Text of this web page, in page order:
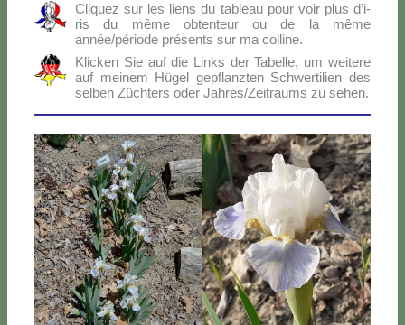
Cli­quez sur les liens du ta­bleau pour voir plus d’i­
ris du mê­me ob­ten­teur ou de la mê­me
année/période pré­sen­ts sur ma col­li­ne.
Klic­ken Sie auf die Links der Ta­bel­le, um wei­te­re
auf mei­nem Hü­gel ge­p­flanz­ten Sch­wer­ti­lien des
sel­ben Zü­ch­ters oder Jahres/Zeitraums zu se­hen.